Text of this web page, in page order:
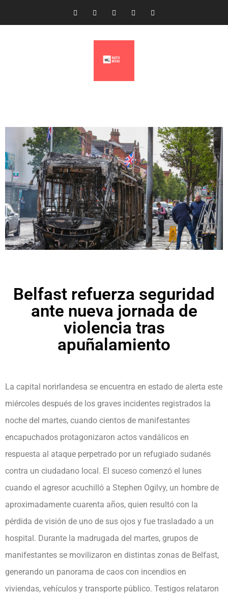
Belfast refuerza seguridad
ante nueva jornada de
violencia tras
apuñalamiento
La capital norirlandesa se encuentra en estado de alerta este
miércoles después de los graves incidentes registrados la
noche del martes, cuando cientos de manifestantes
encapuchados protagonizaron actos vandálicos en
respuesta al ataque perpetrado por un refugiado sudanés
contra un ciudadano local. El suceso comenzó el lunes
cuando el agresor acuchilló a Stephen Ogilvy, un hombre de
aproximadamente cuarenta años, quien resultó con la
pérdida de visión de uno de sus ojos y fue trasladado a un
hospital. Durante la madrugada del martes, grupos de
manifestantes se movilizaron en distintas zonas de Belfast,
generando un panorama de caos con incendios en
viviendas, vehículos y transporte público. Testigos relataron